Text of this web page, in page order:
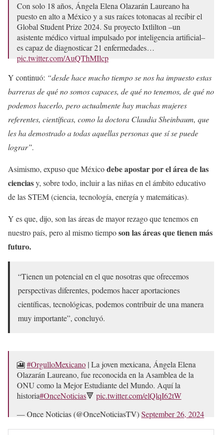
Con solo 18 años, Ángela Elena Olazarán Laureano ha
puesto en alto a México y a sus raíces totonacas al recibir el
Global Student Prize 2024. Su proyecto Ixtlilton –un
asistente médico virtual impulsado por inteligencia artificial–
es capaz de diagnosticar 21 enfermedades…
pic.twitter.com/AuQThMIlcp
— Claudia Curiel de Icaza (@ccurieldeicaza)November 8,
Y continuó: “desde hace mucho tiempo se nos ha impuesto estas
barreras de qué no somos capaces, de qué no tenemos, de qué no
podemos hacerlo, pero actualmente hay muchas mujeres
referentes, científicas, como la doctora Claudia Sheinbaum, que
les ha demostrado a todas aquellas personas que sí se puede
lograr”.
Asimismo, expuso que Méxicodebe apostar por el área de las
cienciasy, sobre todo, incluir a las niñas en el ámbito educativo
de las STEM (ciencia, tecnología, energía y matemáticas).
Y es que, dijo, son las áreas de mayor rezago que tenemos en
nuestro país, pero al mismo tiemposon las áreas que tienen más
futuro.
“Tienen un potencial en el que nosotras que ofrecemos
perspectivas diferentes, podemos hacer aportaciones
científicas, tecnológicas, podemos contribuir de una manera
muy importante”, concluyó.
🎦#OrgulloMexicano | La joven mexicana, Ángela Elena
Olazarán Laureano, fue reconocida en la Asamblea de la
ONU como la Mejor Estudiante del Mundo. Aquí la
historia#OnceNoticias🔻 pic.twitter.com/elQlqI62tW
— Once Noticias (@OnceNoticiasTV)September 26, 2024